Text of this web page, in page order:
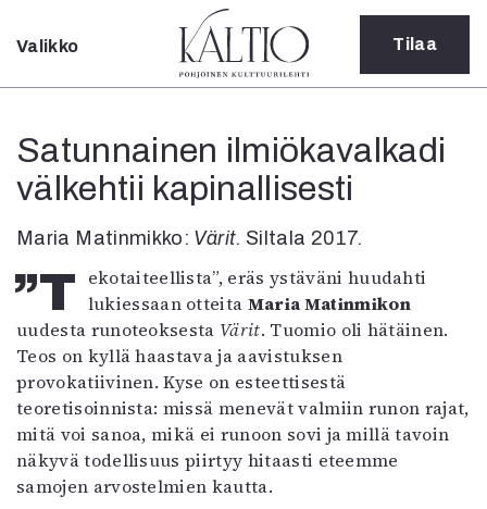
Sulje
Verkkoartikkeli
Teatteri
Tanssi
Sámegillii
Pääkirjoitus
Paperilehdestä
Oulu2026
Näyttelyt
Musiikki
Levyt
Kuvataide
Kirjat
Valikko Tilaa
Satunnainen ilmiökavalkadi
välkehtii kapinallisesti
Maria Matinmikko: Värit. Siltala 2017.
”Tekotaiteellista”, eräs ystäväni huudahti lukiessaan otteita Maria Matinmikon
uudesta runoteoksesta Värit. Tuomio oli hätäinen.
Teos on kyllä haastava ja aavistuksen
provokatiivinen. Kyse on esteettisestä
teoretisoinnista: missä menevät valmiin runon rajat,
mitä voi sanoa, mikä ei runoon sovi ja millä tavoin
näkyvä todellisuus piirtyy hitaasti eteemme
samojen arvostelmien kautta.